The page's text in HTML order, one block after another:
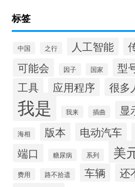
标签
中国 之行 人工智能
可能会 因子 国家 型
工具 应用程序 很多
我是 我来 插曲 显
海相 版本 电动汽车
端口 糖尿病 系列 美
费用 路不拾遗 车辆 还